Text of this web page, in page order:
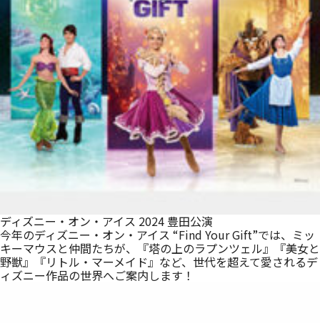
ディズニー・オン・アイス 2024 豊田公演
今年のディズニー・オン・アイス “Find Your Gift”では、ミッ
キーマウスと仲間たちが、『塔の上のラプンツェル』『美女と
野獣』『リトル・マーメイド』など、世代を超えて愛されるデ
ィズニー作品の世界へご案内します！